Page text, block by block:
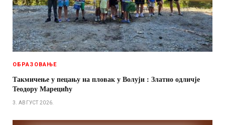
ОБРАЗОВАЊЕ
Такмичење у пецању на пловак у Волуји : Златно одличје
Теодору Марецићу
3. АВГУСТ 2026.